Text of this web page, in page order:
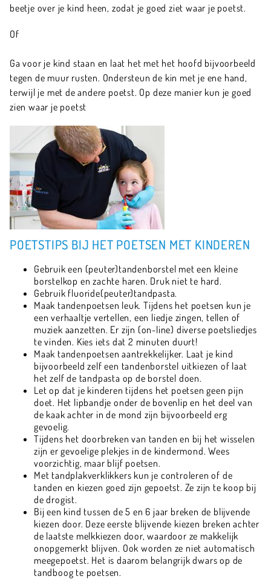
beetje over je kind heen, zodat je goed ziet waar je poetst.
Of
Ga voor je kind staan en laat het met het hoofd bijvoorbeeld
tegen de muur rusten. Ondersteun de kin met je ene hand,
terwijl je met de andere poetst. Op deze manier kun je goed
zien waar je poetst
POETSTIPS BIJ HET POETSEN MET KINDEREN
Gebruik een (peuter)tandenborstel met een kleine
borstelkop en zachte haren. Druk niet te hard.
Gebruik fluoride(peuter)tandpasta.
Maak tandenpoetsen leuk. Tijdens het poetsen kun je
een verhaaltje vertellen, een liedje zingen, tellen of
muziek aanzetten. Er zijn (on-line) diverse poetsliedjes
te vinden. Kies iets dat 2 minuten duurt!
Maak tandenpoetsen aantrekkelijker. Laat je kind
bijvoorbeeld zelf een tandenborstel uitkiezen of laat
het zelf de tandpasta op de borstel doen.
Let op dat je kinderen tijdens het poetsen geen pijn
doet. Het lipbandje onder de bovenlip en het deel van
de kaak achter in de mond zijn bijvoorbeeld erg
gevoelig.
Tijdens het doorbreken van tanden en bij het wisselen
zijn er gevoelige plekjes in de kindermond. Wees
voorzichtig, maar blijf poetsen.
Met tandplakverklikkers kun je controleren of de
tanden en kiezen goed zijn gepoetst. Ze zijn te koop bij
de drogist.
Bij een kind tussen de 5 en 6 jaar breken de blijvende
kiezen door. Deze eerste blijvende kiezen breken achter
de laatste melkkiezen door, waardoor ze makkelijk
onopgemerkt blijven. Ook worden ze niet automatisch
meegepoetst. Het is daarom belangrijk dwars op de
tandboog te poetsen.